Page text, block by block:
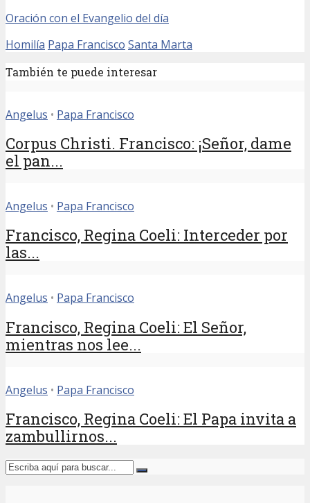
Oración con el Evangelio del día
Homilía Papa Francisco Santa Marta
También te puede interesar
Angelus • Papa Francisco
Corpus Christi. Francisco: ¡Señor, dame
el pan...
Angelus • Papa Francisco
Francisco, Regina Coeli: Interceder por
las...
Angelus • Papa Francisco
Francisco, Regina Coeli: El Señor,
mientras nos lee...
Angelus • Papa Francisco
Francisco, Regina Coeli: El Papa invita a
zambullirnos...